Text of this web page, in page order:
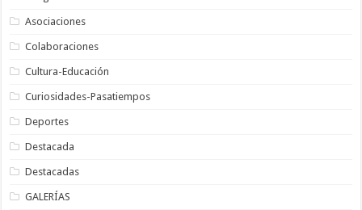
Asociaciones
Colaboraciones
Cultura-Educación
Curiosidades-Pasatiempos
Deportes
Destacada
Destacadas
GALERÍAS